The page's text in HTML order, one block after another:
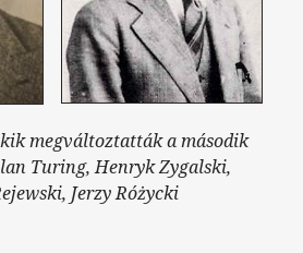
megváltoztatták a második
Turing, Henryk Zygalski,
Jerzy Różycki